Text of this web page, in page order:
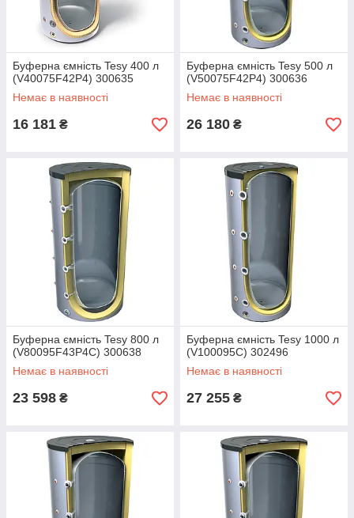
Буферна ємність Tesy 400 л
(V40075F42P4) 300635
Немає в наявності
16 181 ₴
Буферна ємність Tesy 500 л
(V50075F42P4) 300636
Немає в наявності
26 180 ₴
Буферна ємність Tesy 800 л
(V80095F43P4C) 300638
Немає в наявності
23 598 ₴
Буферна ємність Tesy 1000 л
(V100095C) 302496
Немає в наявності
27 255 ₴